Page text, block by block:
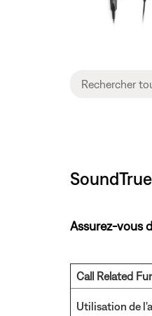
Assurez-vous
Call Related
Utilisation de